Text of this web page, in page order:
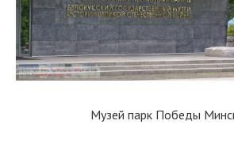
Музей парк Победы